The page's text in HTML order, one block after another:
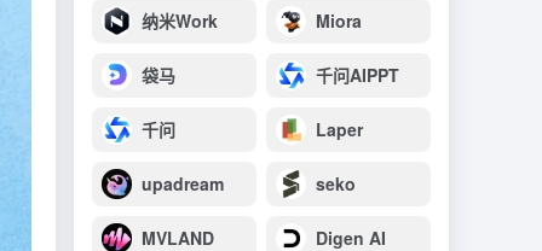
纳米Work Miora
袋马 千问AIPPT
千问 Laper
upadream seko
MVLAND Digen AI